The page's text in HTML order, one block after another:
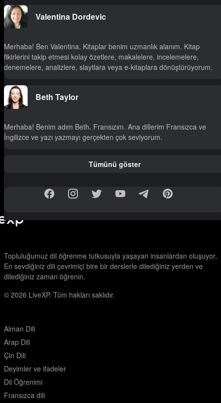
Valentina Dordevic
Merhaba! Ben Valentina. Kitaplar benim uzmanlık alanım. Kitap
fikirlerini takip etmesi kolay özetlere, makalelere, incelemelere,
denemelere, analizlere, slaytlara veya e-kitaplara dönüştürüyorum.
Beth Taylor
Merhaba! Benim adım Beth. Fransızım. Ana dillerim Fransızca ve
İngilizce ve yazı yazmayı gerçekten çok seviyorum.
Tümünü göster
Topluluğumuz dil öğrenme tutkusuyla yaşayan insanlardan oluşuyor.
En sevdiğiniz dili çevrimiçi bire bir derslerle dilediğiniz yerden ve
dilediğiniz zaman öğrenin.
© 2026 LiveXP. Tüm hakları saklıdır.
Alman Dili
Arap Dili
Çin Dili
Deyimler ve ifadeler
Dil Öğrenimi
Fransızca dili